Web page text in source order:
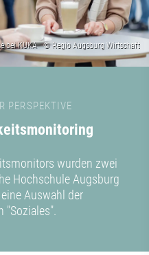
PERSPEKTIVE
wurden zwei
Hochschule Augsburg
Auswahl der
"Soziales".